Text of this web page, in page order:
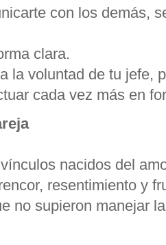
con los demás,
clara.
la voluntad de tu jefe,
cada vez más en
nacidos del
resentimiento y
no supieron manejar